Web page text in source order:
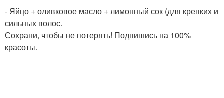
- Яйцо + оливковое масло + лимонный сок (для крепких и
сильных волос.
Сохрани, чтобы не потерять! Подпишись на 100%
красоты.